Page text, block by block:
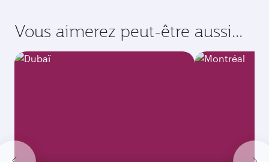
Vous aimerez peut-être aussi...